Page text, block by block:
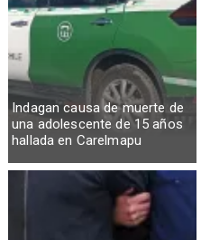
Indagan causa de muerte de
una adolescente de 15 años
hallada en Carelmapu